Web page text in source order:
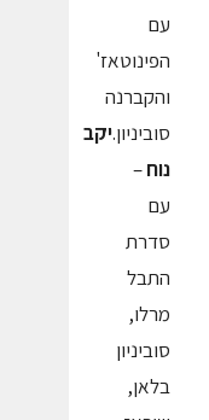
עם
הפינוטאז'
והקברנה
סוביניון.יקב
נוח–
עם
סדרת
התבל
מרלו,
סוביניון
בלאן,